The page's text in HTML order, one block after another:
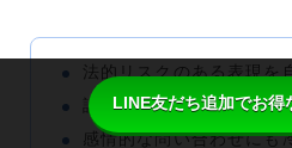
法的リスクのある表現を
誤情報や未確認情報には
感情的な問い合わせにも
LINE友だち追加でお得